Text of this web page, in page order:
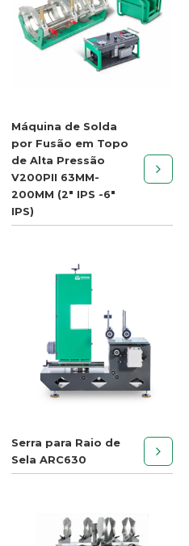
Máquina de Solda
por Fusão em Topo
de Alta Pressão
V200PII 63MM-
200MM (2" IPS -6"
IPS)
Serra para Raio de
Sela ARC630